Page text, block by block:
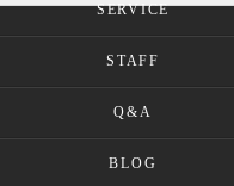
SERVICE
STAFF
Q&A
BLOG